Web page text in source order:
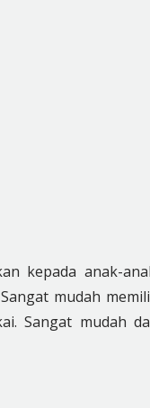
kepada anak-
mudah
Sangat mudah